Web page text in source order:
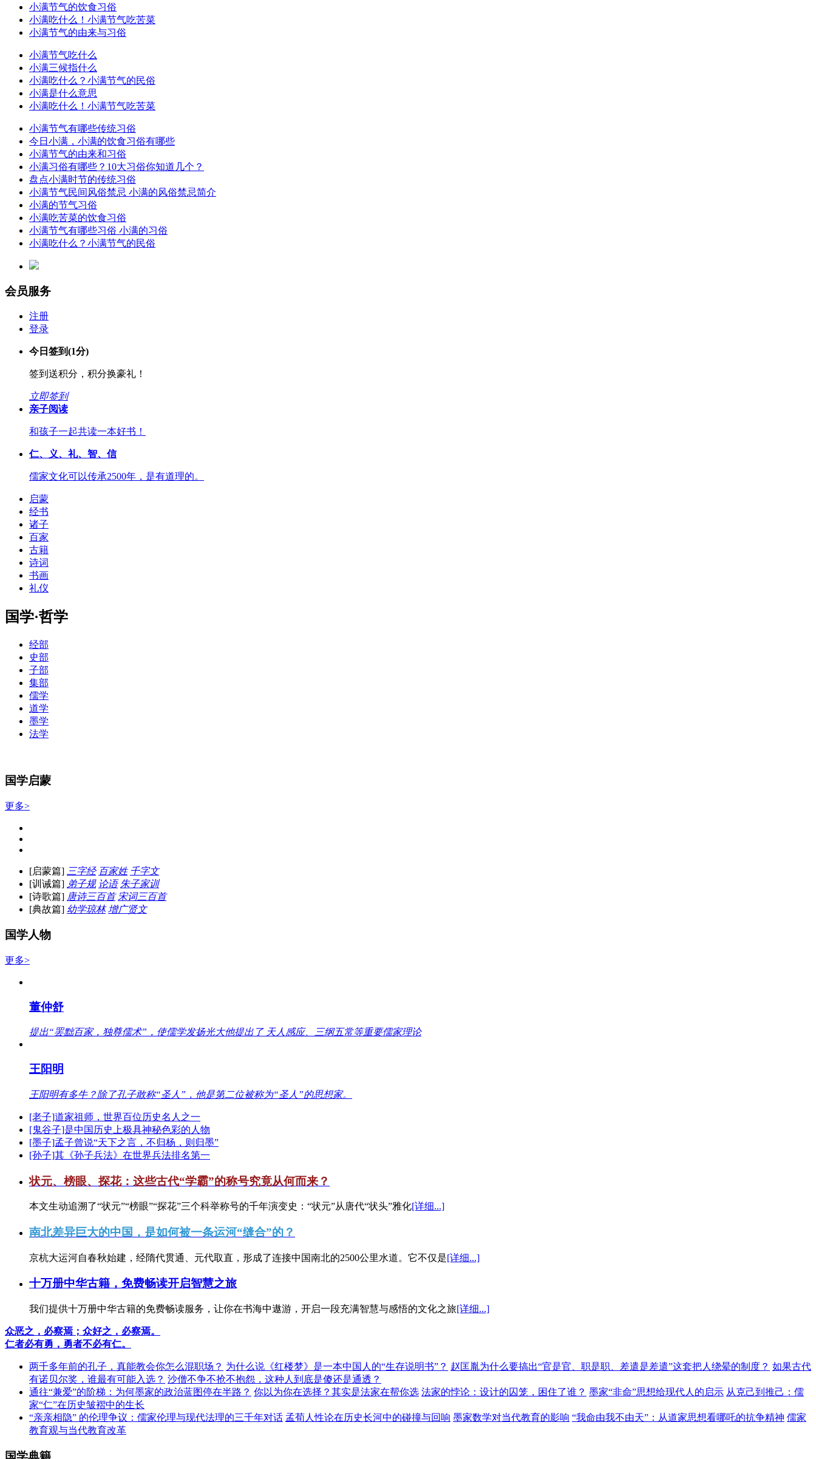
小满节气的饮食习俗
小满吃什么！小满节气吃苦菜
小满节气的由来与习俗
小满节气吃什么
小满三候指什么
小满吃什么？小满节气的民俗
小满是什么意思
小满吃什么！小满节气吃苦菜
小满节气有哪些传统习俗
今日小满，小满的饮食习俗有哪些
小满节气的由来和习俗
小满习俗有哪些？10大习俗你知道几个？
盘点小满时节的传统习俗
小满节气民间风俗禁忌 小满的风俗禁忌简介
小满的节气习俗
小满吃苦菜的饮食习俗
小满节气有哪些习俗 小满的习俗
小满吃什么？小满节气的民俗
会员服务
注册
登录
今日签到(1分)
签到送积分，积分换豪礼！
立即签到
亲子阅读
和孩子一起共读一本好书！
仁、义、礼、智、信
儒家文化可以传承2500年，是有道理的。
启蒙
经书
诸子
百家
古籍
诗词
书画
礼仪
国学·哲学
经部
史部
子部
集部
儒学
道学
墨学
法学
国学启蒙
更多>
[启蒙篇] 三字经 百家姓 千字文
[训诫篇] 弟子规 论语 朱子家训
[诗歌篇] 唐诗三百首 宋词三百首
[典故篇] 幼学琼林 增广贤文
国学人物
更多>
董仲舒
提出“罢黜百家，独尊儒术”，使儒学发扬光大他提出了 天人感应、三纲五常等重要儒家理论
王阳明
王阳明有多牛？除了孔子敢称“圣人”，他是第二位被称为“圣人”的思想家。
[老子]道家祖师，世界百位历史名人之一
[鬼谷子]是中国历史上极具神秘色彩的人物
[墨子]孟子曾说“天下之言，不归杨，则归墨”
[孙子]其《孙子兵法》在世界兵法排名第一
状元、榜眼、探花：这些古代“学霸”的称号究竟从何而来？
本文生动追溯了“状元”“榜眼”“探花”三个科举称号的千年演变史：“状元”从唐代“状头”雅化[详细...]
南北差异巨大的中国，是如何被一条运河“缝合”的？
京杭大运河自春秋始建，经隋代贯通、元代取直，形成了连接中国南北的2500公里水道。它不仅是[详细...]
十万册中华古籍，免费畅读开启智慧之旅
我们提供十万册中华古籍的免费畅读服务，让你在书海中遨游，开启一段充满智慧与感悟的文化之旅[详细...]
众恶之，必察焉；众好之，必察焉。
仁者必有勇，勇者不必有仁。
两千多年前的孔子，真能教会你怎么混职场？ 为什么说《红楼梦》是一本中国人的“生存说明书”？ 赵匡胤为什么要搞出“官是官、职是职、差遣是差遣”这套把人绕晕的制度？ 如果古代
有诺贝尔奖，谁最有可能入选？ 沙僧不争不抢不抱怨，这种人到底是傻还是通透？
通往“兼爱”的阶梯：为何墨家的政治蓝图停在半路？ 你以为你在选择？其实是法家在帮你选 法家的悖论：设计的囚笼，困住了谁？ 墨家“非命”思想给现代人的启示 从克己到推己：儒
家“仁”在历史皱褶中的生长
“亲亲相隐” 的伦理争议：儒家伦理与现代法理的三千年对话 孟荀人性论在历史长河中的碰撞与回响 墨家数学对当代教育的影响 “我命由我不由天”：从道家思想看哪吒的抗争精神 儒家
教育观与当代教育改革
国学典籍